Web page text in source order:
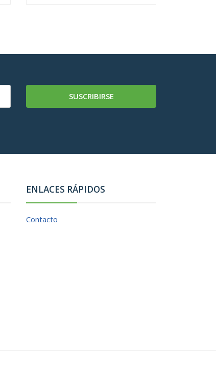
SUSCRIBIRSE
ENLACES RÁPIDOS
Contacto